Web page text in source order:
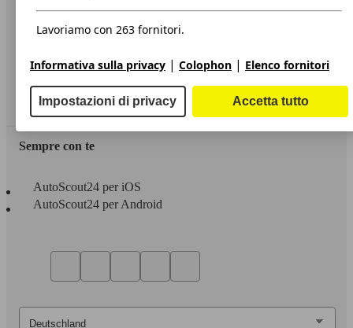
Area rivenditori
Sempre con te
AutoScout24 per iOS
AutoScout24 per Android
Lavoriamo con 263 fornitori.
Informativa sulla privacy | Colophon | Elenco fornitori
Impostazioni di privacy Accetta tutto